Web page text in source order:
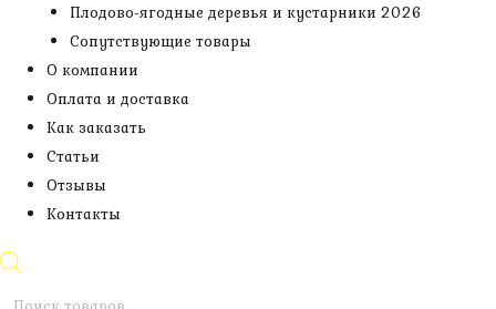
Плодово-ягодные деревья и кустарники 2026
Сопутствующие товары
О компании
Оплата и доставка
Как заказать
Статьи
Отзывы
Контакты
Поиск